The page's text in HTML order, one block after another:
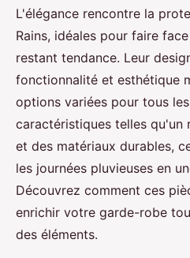
Élégance et
parkas rains à
Maria•22 janvier 2025•3 min de
L'élégance rencontre la
Rains, idéales pour faire
restant tendance. Leur
fonctionnalité et esthétique
options variées pour tous
caractéristiques telles qu'un
et des matériaux durables,
les journées pluvieuses en
Découvrez comment ces
enrichir votre garde-robe
des éléments.